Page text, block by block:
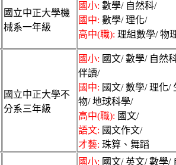
國立中正大學機
械系一年級
國小: 數學/ 自然科/
國中: 數學/ 理化/
高中(職): 理組數學/ 物
國立中正大學不
分系三年級
國小: 國文/ 數學/ 自然
伴讀/
國中: 國文/ 數學/ 理化/
物/ 地球科學/
高中(職): 國文/
語文: 國文作文/
才藝: 珠算、舞蹈
國小: 國文/ 英文/ 數學/